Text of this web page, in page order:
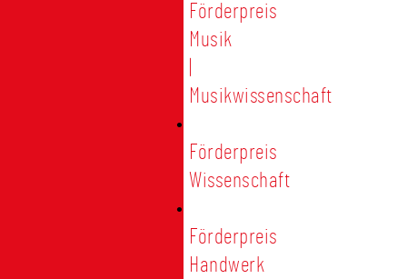
Förderpreis
Musik
Musikwissenschaft
Förderpreis
Wissenschaft
Förderpreis
Handwerk